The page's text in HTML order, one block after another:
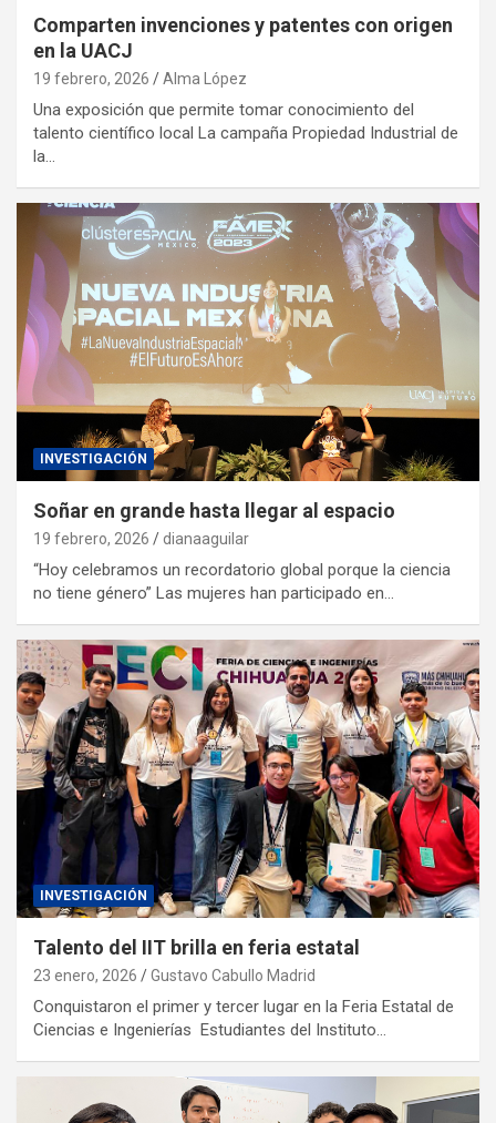
Comparten invenciones y patentes con origen
en la UACJ
19 febrero, 2026 Alma López
Una exposición que permite tomar conocimiento del
talento científico local La campaña Propiedad Industrial de
la…
INVESTIGACIÓN
Soñar en grande hasta llegar al espacio
19 febrero, 2026 dianaaguilar
“Hoy celebramos un recordatorio global porque la ciencia
no tiene género” Las mujeres han participado en…
INVESTIGACIÓN
Talento del IIT brilla en feria estatal
23 enero, 2026 Gustavo Cabullo Madrid
Conquistaron el primer y tercer lugar en la Feria Estatal de
Ciencias e Ingenierías Estudiantes del Instituto…